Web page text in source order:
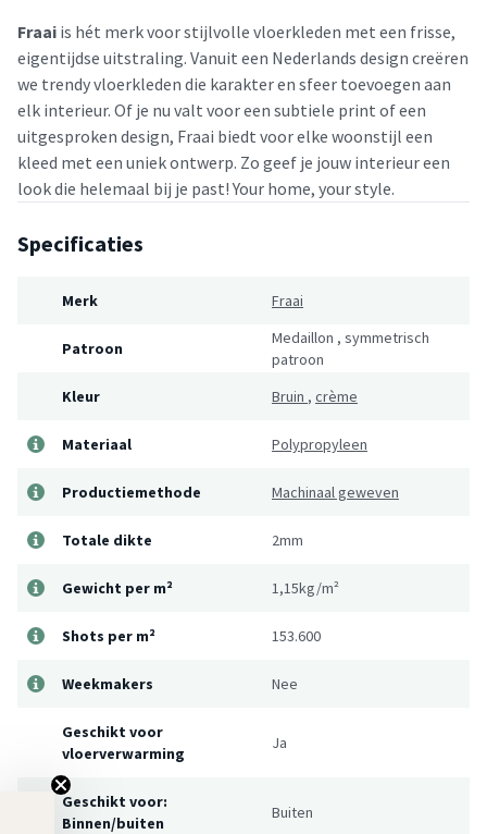
Fraai is hét merk voor stijlvolle vloerkleden met een frisse,
eigentijdse uitstraling. Vanuit een Nederlands design creëren
we trendy vloerkleden die karakter en sfeer toevoegen aan
elk interieur. Of je nu valt voor een subtiele print of een
uitgesproken design, Fraai biedt voor elke woonstijl een
kleed met een uniek ontwerp. Zo geef je jouw interieur een
look die helemaal bij je past! Your home, your style.
Specificaties
Merk Fraai
Patroon
Medaillon , symmetrisch
patroon
Kleur
Bruin , crème
Materiaal Polypropyleen
Productiemethode Machinaal geweven
Totale dikte 2mm
Gewicht per m² 1,15kg/m²
Shots per m² 153.600
Weekmakers Nee
Geschikt voor
vloerverwarming
Ja
Geschikt voor:
Binnen/buiten
Buiten